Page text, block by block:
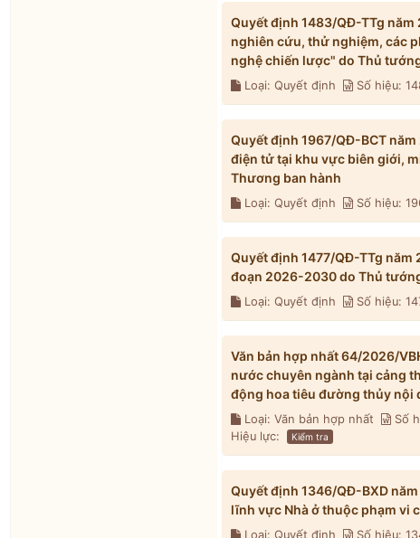
Quyết định 1483/QĐ-TTg
nghiên cứu, thử nghiệm, các
nghệ chiến lược" do Thủ
Loại: Quyết định Số hiệu:
Quyết định 1967/QĐ-BCT
điện tử tại khu vực biên giới,
Thương ban hành
Loại: Quyết định Số hiệu:
Quyết định 1477/QĐ-TTg năm
đoạn 2026-2030 do Thủ
Loại: Quyết định Số hiệu:
Văn bản hợp nhất 64/2026/
nước chuyên ngành tại cảng
động hoa tiêu đường thủy nội
Loại: Văn bản hợp nhất Số
Hiệu lực:
Kiểm tra
Quyết định 1346/QĐ-BXD
lĩnh vực Nhà ở thuộc phạm vi
Loại: Quyết định Số hiệu: